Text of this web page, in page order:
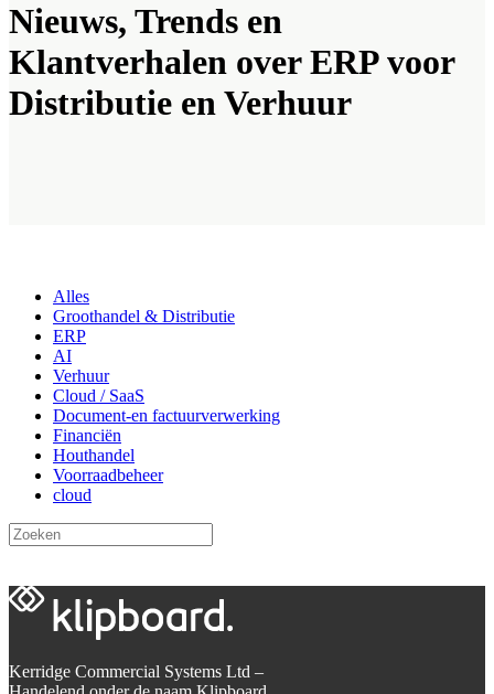
Nieuws, Trends en
Klantverhalen over ERP voor
Distributie en Verhuur
Alles
Groothandel & Distributie
ERP
AI
Verhuur
Cloud / SaaS
Document-en factuurverwerking
Financiën
Houthandel
Voorraadbeheer
cloud
Kerridge Commercial Systems Ltd –